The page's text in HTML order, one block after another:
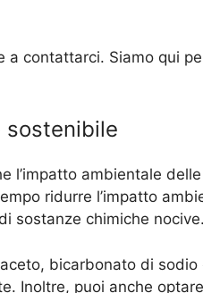
contattarci. Siamo qui
sostenibile
ambientale
ridurre l’impatto
sostanze chimiche nocive.
bicarbonato di sodio
Inoltre, puoi anche